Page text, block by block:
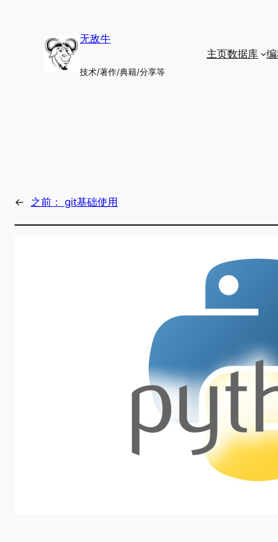
无敌牛
技术/著作/典籍/分享等
主页数据库
← 之前： git基础使用